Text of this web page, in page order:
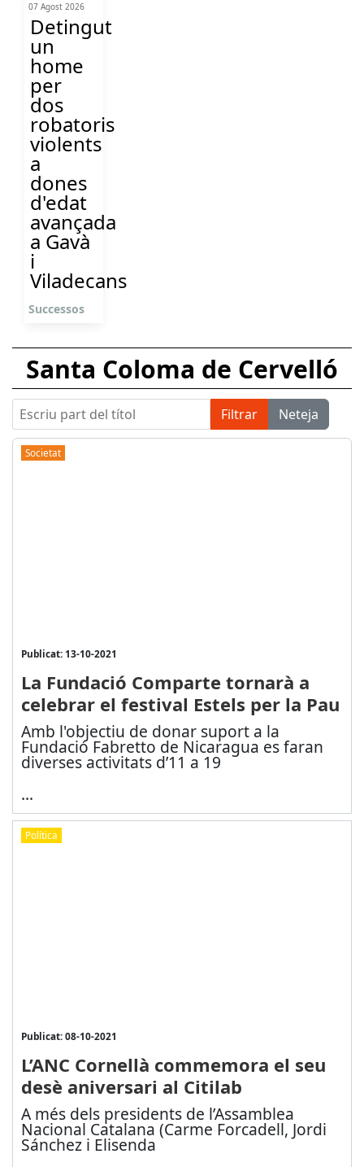
07 Agost 2026
Detingut
un
home
per
dos
robatoris
violents
a
dones
d'edat
avançada
a Gavà
i
Viladecans
Successos
Santa Coloma de Cervelló
Escriu part del títol Filtrar Neteja
Societat
Publicat: 13-10-2021
La Fundació Comparte tornarà a
celebrar el festival Estels per la Pau
Amb l'objectiu de donar suport a la
Fundació Fabretto de Nicaragua es faran
diverses activitats d’11 a 19
...
Política
Publicat: 08-10-2021
L’ANC Cornellà commemora el seu
desè aniversari al Citilab
A més dels presidents de l’Assamblea
Nacional Catalana (Carme Forcadell, Jordi
Sánchez i Elisenda